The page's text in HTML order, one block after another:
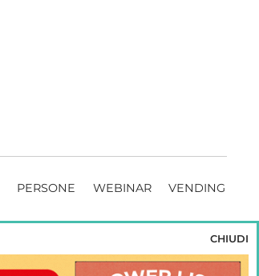
PERSONE WEBINAR VENDING
CHIUDI